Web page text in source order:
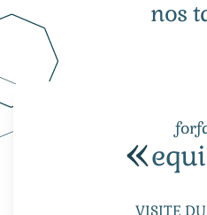
nos
VISITE